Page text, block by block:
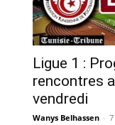
Ligue 1 :
rencontres
vendredi
Wanys Belhassen -